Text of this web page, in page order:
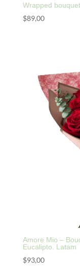
Wrapped
$89,00
Amore Mio –
Eucalipto. Latam
$93,00